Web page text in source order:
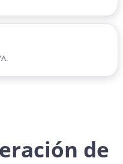
de